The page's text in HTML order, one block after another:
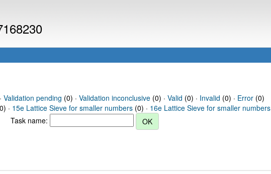
Validation pending (0) · Validation inconclusive(0) · Valid (0) · Invalid (0) · Error(0)
· 15e Lattice Sieve for smaller numbers (0) · 16e Lattice Sieve for smaller numbers
Task name: